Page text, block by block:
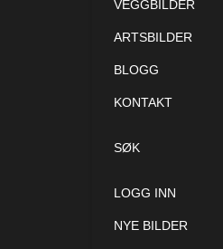
VEGGBILDER
ARTSBILDER
BLOGG
KONTAKT
SØK
LOGG INN
NYE BILDER